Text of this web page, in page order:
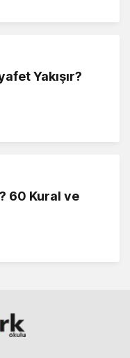
Yakışır?
60 Kural ve